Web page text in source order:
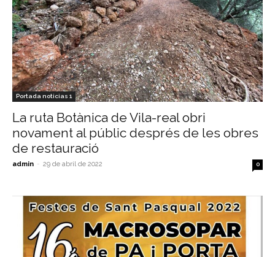
Portada noticias 1
La ruta Botànica de Vila-real obri
novament al públic després de les obres
de restauració
admin - 29 de abril de 2022 0